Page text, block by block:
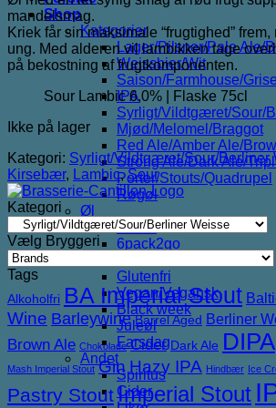
Shop
Kategorier
Lager/Pilsner/Pale Ale/
Weissbier/Wit
Saison/Farmhouse/
IPA
Syrligt/Vildtgæret/Sour/
Mjød/Melomel/Braggot
Red Ale/Amber Ale/
Strong Ale/Dark Ale/
Porter/Stouts/Quadrupel
Røgøl
Øl
Tilbud
6pack2go
Glutenfri
Vegan/Vegansk
Black week
Juleøl
Farsdag
Andet
Spiritus
Cider
mandelsmag.
Kriek får sin maksimale “frugtighed”
ung. Med alderen vil lambikken tage
på bekostning af frugtkomponenten.
Sour Lambic 6,0% | Flaske 75cl
Ikke på lager
Kategori: Syrligt/Vildtgæret/Sour/Berliner
Kirsebær, Lambic,Sour
Kategori
Vælg Bryggeri
Tags
Alkoholfri BA Imperial Stout
Wine Barleywine Barrel Aged Berliner
Brown Ale Chokolade Cider Dark Ale DIPA
Mash Imperial Stout Gin Hazy IPA Hindbær Ice
Pastry StoutImperial Stout